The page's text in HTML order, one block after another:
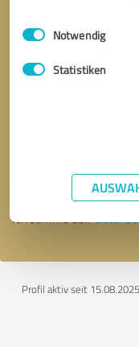
Impressum
Einwilligungsauswahl
Notwendig
Statistiken
Ich stimme den
Profil aktiv seit